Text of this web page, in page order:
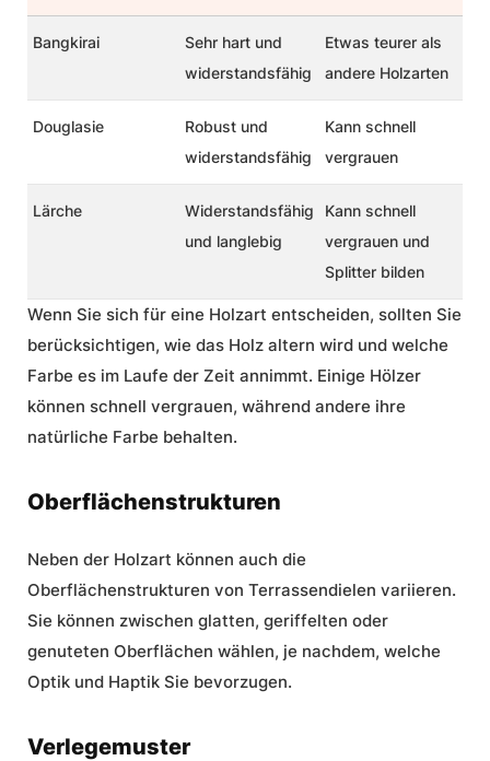
Bangkirai
Sehr hart und
widerstandsfähig
Etwas teurer als
andere Holzarten
Douglasie
Robust und
widerstandsfähig
Kann schnell
vergrauen
Lärche
Widerstandsfähig
und langlebig
Kann schnell
vergrauen und
Splitter bilden
Wenn Sie sich für eine Holzart entscheiden, sollten Sie
berücksichtigen, wie das Holz altern wird und welche
Farbe es im Laufe der Zeit annimmt. Einige Hölzer
können schnell vergrauen, während andere ihre
natürliche Farbe behalten.
Oberflächenstrukturen
Neben der Holzart können auch die
Oberflächenstrukturen von Terrassendielen variieren.
Sie können zwischen glatten, geriffelten oder
genuteten Oberflächen wählen, je nachdem, welche
Optik und Haptik Sie bevorzugen.
Verlegemuster